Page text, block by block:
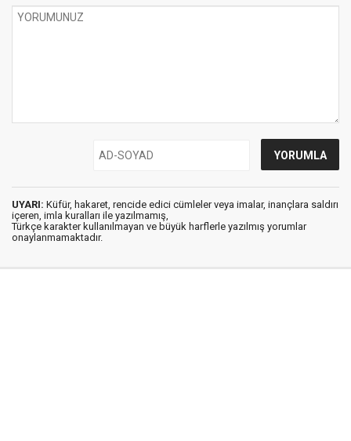
UYARI: Küfür, hakaret, rencide edici cümleler veya imalar, inançlara saldırı
içeren, imla kuralları ile yazılmamış,
Türkçe karakter kullanılmayan ve büyük harflerle yazılmış yorumlar
onaylanmamaktadır.